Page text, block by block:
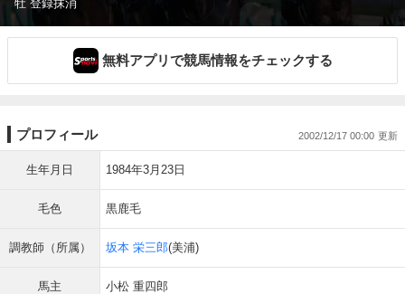
牡 登録抹消
無料アプリで競馬情報をチェックする
プロフィール 2002/12/17 00:00
生年月日 1984年3月23日
毛色 黒鹿毛
調教師（所属） 坂本 栄三郎(美浦)
馬主 小松 重四郎